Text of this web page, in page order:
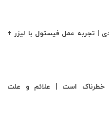
| تجربه عمل فیستول با لیزر +
خطرناک است | علائم و علت